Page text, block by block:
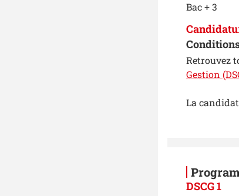
Bac + 3
Retrouvez
Gestion
La
DSCG 1